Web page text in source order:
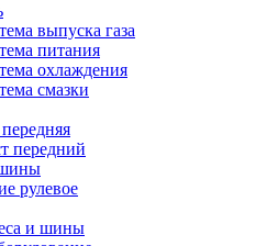
выпуска газа
питания
охлаждения
смазки
передний
рулевое
и шины